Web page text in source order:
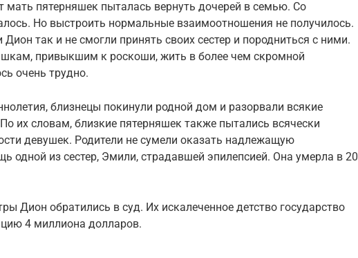
мать пятерняшек пыталась вернуть дочерей в семью. Со
Но выстроить нормальные взаимоотношения не получилось.
так и не смогли принять своих сестер и породниться с ними.
привыкшим к роскоши, жить в более чем скромной
очень трудно.
близнецы покинули родной дом и разорвали всякие
их словам, близкие пятерняшек также пытались всячески
девушек. Родители не сумели оказать надлежащую
одной из сестер, Эмили, страдавшей эпилепсией. Она умерла в 20
Дион обратились в суд. Их искалеченное детство государство
4 миллиона долларов.